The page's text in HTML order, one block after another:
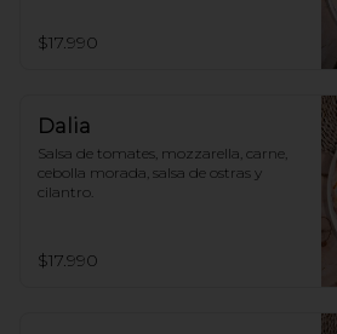
$17.990
Dalia
Salsa de tomates, mozzarella, carne,
cebolla morada, salsa de ostras y
cilantro.
$17.990